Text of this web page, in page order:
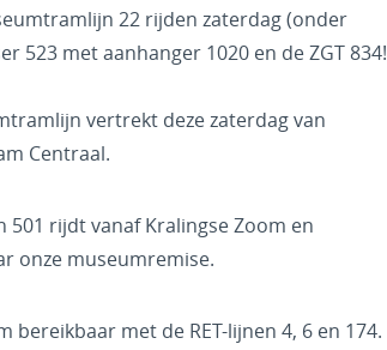
22 rijden zaterdag (onder
523 met aanhanger 1020 en de ZGT 834!
vertrekt deze zaterdag van
Centraal.
501 rijdt vanaf Kralingse Zoom en
onze museumremise.
bereikbaar met de RET-lijnen 4, 6 en 174.